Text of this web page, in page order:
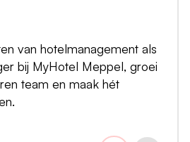
van hotelmanagement als
bij MyHotel Meppel, groei
team en maak hét